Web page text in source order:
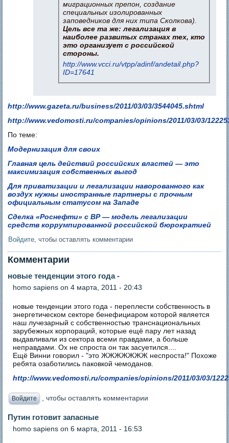
миграционных препон, создание
специальных изолированных
заповедников для них типа Сколкова).
Цель все та же: легализация в
наиболее развитых странах тех, кто
это организует с российской
стороны.
http://www.vcci.ru/vtpp/adinf/andetail.php?
ID=17641
http://www.gazeta.ru/business/2011/03/03/3544045.shtml
http://www.vedomosti.ru/companies/opinions/2011/03/03/
По теме:
Модернизация для своих
Главная цель действий российских властей — это
максимизация собственных выгод
Для приватизации и легализации наворованного как
воздух нужны иностранные партнеры с прочным
официальным статусом на Западе
Сделка «Роснефти» с ВР — модель легализации
средств коррумпированной российской бюрократией
Войдите, чтобы оставлять комментарии
Комментарии
новые тенденции этого года -
homo sapiens on 4 марта, 2011 - 20:43
новые тенденции этого года - переплести собственность в
энергетическом секторе бенефициаром которой является
наш лучезарный с собственностью транснациональных
зарубежных корпораций, которые ещё пару лет назад
выдавливали из сектора всеми правдами, а больше
неправдами. Ох не спроста он так засуетился....
Ещё Винни говорил - "это ЖЖЖЖЖЖЖ неспроста!" Похоже
ребята озаботились паковкой чемоданов.
http://www.vedomosti.ru/companies/opinions/2011/03/03/
Войдите , чтобы оставлять комментарии
Путин готовит запасные
homo sapiens on 6 марта, 2011 - 16:53